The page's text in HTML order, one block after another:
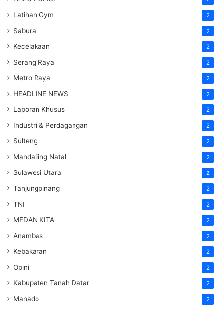
Latihan Gym 2
Saburai 2
Kecelakaan 2
Serang Raya 2
Metro Raya 2
HEADLINE NEWS 2
Laporan Khusus 2
Industri & Perdagangan 2
Sulteng 2
Mandailing Natal 2
Sulawesi Utara 2
Tanjungpinang 2
TNI 2
MEDAN KITA 2
Anambas 2
Kebakaran 2
Opini 2
Kabupaten Tanah Datar 2
Manado 2